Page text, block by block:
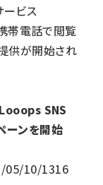
ービス
携帯電話で閲覧
供が開始され
Looops SNS
ーンを開始
10/1316